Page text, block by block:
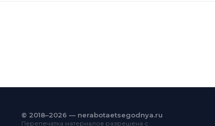
© 2018–2026 — nerabotaetsegodnya.ru
Перепечатка материалов разрешена с